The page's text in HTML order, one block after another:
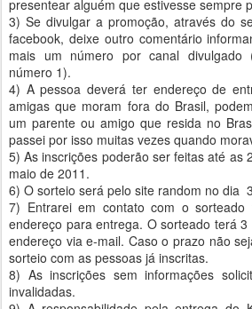
presentear alguém que estivesse sempre
3) Se divulgar a promoção, através do
facebook, deixe outro comentário
mais um número por canal divulgado
número 1).
4) A pessoa deverá ter endereço de
amigas que moram fora do Brasil,
um parente ou amigo que resida no
passei por isso muitas vezes quando
5) As inscrições poderão ser feitas até as
maio de 2011.
6) O sorteio será pelo site random no dia
7) Entrarei em contato com o sorteado
endereço para entrega. O sorteado terá
endereço via e-mail. Caso o prazo não
sorteio com as pessoas já inscritas.
8) As inscrições sem informações
invalidadas.